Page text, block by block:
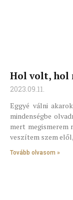
Hol volt, hol
2023.09.11.
Eggyé válni
mindenségbe
mert megismerem
veszítem szem
Tovább olvasom »